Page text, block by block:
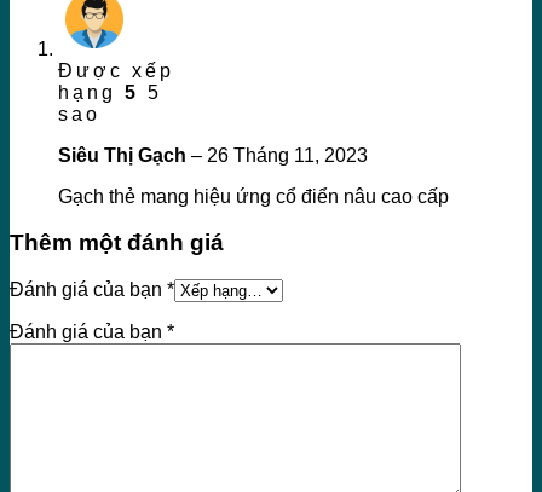
Được xếp
hạng 5 5
sao
Siêu Thị Gạch – 26 Tháng 11, 2023
Gạch thẻ mang hiệu ứng cổ điển nâu cao cấp
Thêm một đánh giá
Đánh giá của bạn *
Đánh giá của bạn *